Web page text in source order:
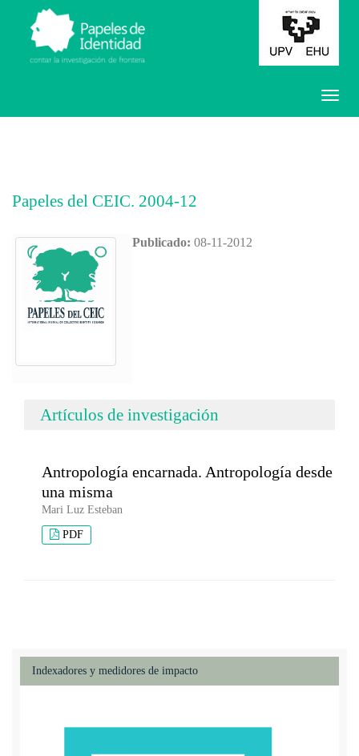
Papeles del CEIC. 2004-12
Publicado: 08-11-2012
Artículos de investigación
Antropología encarnada. Antropología desde
una misma
Mari Luz Esteban
PDF
Indexadores y medidores de impacto